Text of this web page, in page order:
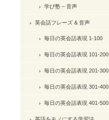
学び塾 – 音声
英会話フレーズ & 音声
毎日の英会話表現 1-100
毎日の英会話表現 101-200
毎日の英会話表現 201-300
毎日の英会話表現 301-400
毎日の英会話表現 401-500